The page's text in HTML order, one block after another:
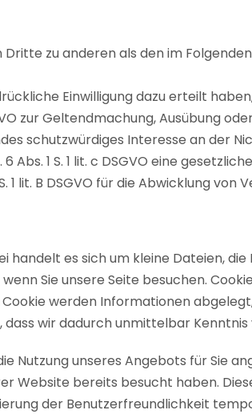
zu anderen als den im
Einwilligung dazu erteilt
zur Geltendmachung, Ausübung
schutzwürdiges Interesse an der
Abs. 1 S. 1 lit. c DSGVO eine
1 lit. B DSGVO für die Abwicklung
handelt es sich um kleine Dateien,
Sie unsere Seite besuchen.
werden Informationen
wir dadurch unmittelbar
Nutzung unseres Angebots für Sie
Website bereits besucht haben.
der Benutzerfreundlichkeit